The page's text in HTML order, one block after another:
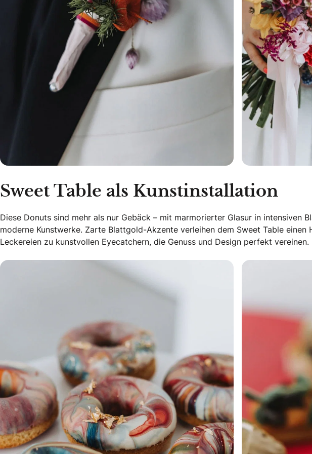
Sweet Table als Kunstinstallation
Diese Donuts sind mehr als nur Gebäck – mit marmorierter Glasur in intensiven
moderne Kunstwerke. Zarte Blattgold-Akzente verleihen dem Sweet Table einen
Leckereien zu kunstvollen Eyecatchern, die Genuss und Design perfekt vereinen.